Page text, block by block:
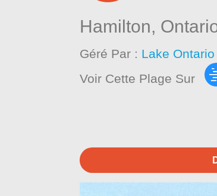
Hamilton,
Géré Par : Lake
Voir Cette Plage Sur